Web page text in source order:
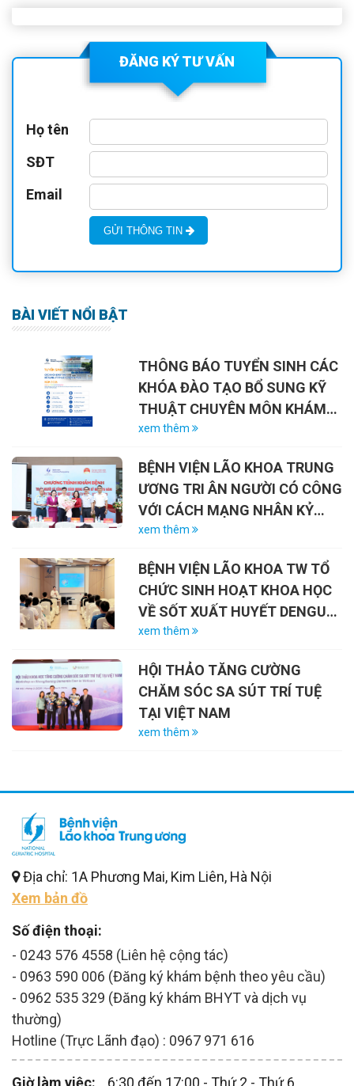
THƯƠNG BINH – LIỆT SĨ
XỬ VỚI
ĐĂNG KÝ TƯ VẤN
Họ tên
SĐT
Email
GỬI THÔNG TIN
BÀI VIẾT NỔI BẬT
THÔNG BÁO TUYỂN SINH CÁC
KHÓA ĐÀO TẠO BỔ SUNG KỸ
THUẬT CHUYÊN MÔN KHÁM
CHỮA BỆNH NĂM 2026
xem thêm
BỆNH VIỆN LÃO KHOA TRUNG
ƯƠNG TRI ÂN NGƯỜI CÓ CÔNG
VỚI CÁCH MẠNG NHÂN KỶ
NIỆM 79 NĂM NGÀY THƯƠNG
27/7/2026)
xem thêm
BỆNH VIỆN LÃO KHOA TW TỔ
CHỨC SINH HOẠT KHOA HỌC
VỀ SỐT XUẤT HUYẾT DENGUE
VÀ VAI TRÒ CỦA VẮC-XIN
xem thêm
HỘI THẢO TĂNG CƯỜNG
CHĂM SÓC SA SÚT TRÍ TUỆ
TẠI VIỆT NAM
xem thêm
Địa chỉ: 1A Phương Mai, Kim Liên, Hà Nội
Xem bản đồ
Số điện thoại:
- 0243 576 4558 (Liên hệ cộng tác)
- 0963 590 006 (Đăng ký khám bệnh theo yêu cầu)
- 0962 535 329 (Đăng ký khám BHYT và dịch vụ
thường)
Hotline (Trực Lãnh đạo) : 0967 971 616